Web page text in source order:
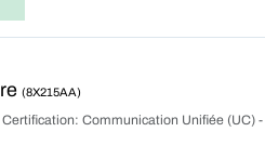
(8X215AA)
Communication Unifiée (UC) -